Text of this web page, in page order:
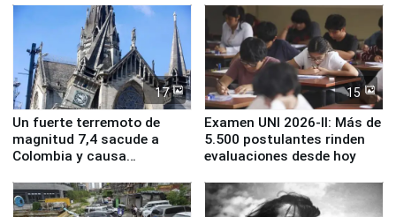
17
Un fuerte terremoto de
magnitud 7,4 sacude a
Colombia y causa
15
Examen UNI 2026-II: Más de
5.500 postulantes rinden
evaluaciones desde hoy